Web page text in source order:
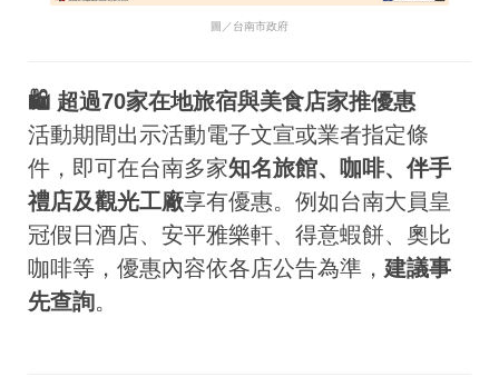
圖／台南市政府
🛍 超過70家在地旅宿與美食店家推優惠
活動期間出示活動電子文宣或業者指定條
件，即可在台南多家知名旅館、咖啡、伴手
禮店及觀光工廠享有優惠。例如台南大員皇
冠假日酒店、安平雅樂軒、得意蝦餅、奧比
咖啡等，優惠內容依各店公告為準， 建議事
先查詢。